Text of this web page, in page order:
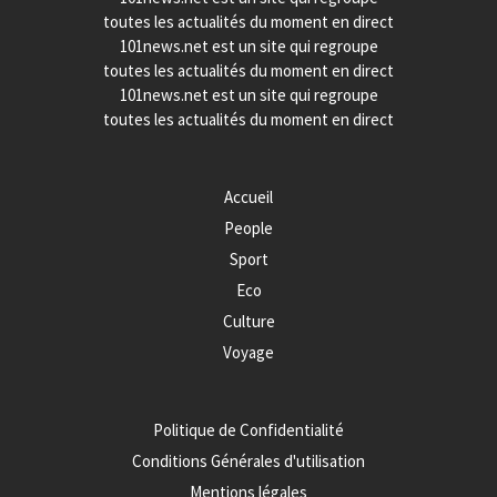
toutes les actualités du moment en direct
101news.net est un site qui regroupe
toutes les actualités du moment en direct
101news.net est un site qui regroupe
toutes les actualités du moment en direct
Accueil
People
Sport
Eco
Culture
Voyage
Politique de Confidentialité
Conditions Générales d'utilisation
Mentions légales